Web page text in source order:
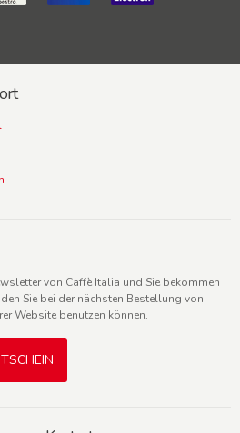
von Caffè Italia und Sie bekommen
den Sie bei der nächsten Bestellung von
Website benutzen können.